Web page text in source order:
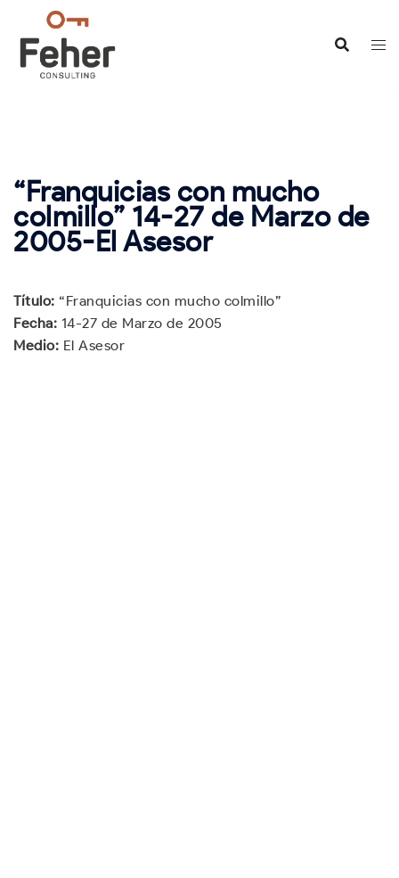
contenido
“Franquicias con mucho
colmillo” 14-27 de Marzo de
2005-El Asesor
Título: “Franquicias con mucho colmillo”
Fecha: 14-27 de Marzo de 2005
Medio: El Asesor